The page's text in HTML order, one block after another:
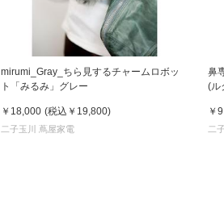
mirumi_Gray_ちら見するチャームロボッ
ト「みるみ」グレー
￥18,000 (税込 ￥19,800)
二子玉川 蔦屋家電
鼻
(ル
￥
二